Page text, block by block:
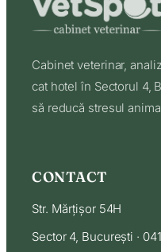
Cabinet veterinar,
cat hotel în Sectorul 4,
să reducă stresul
CONTACT
Str. Mărțișor 54H
Sector 4, București ·